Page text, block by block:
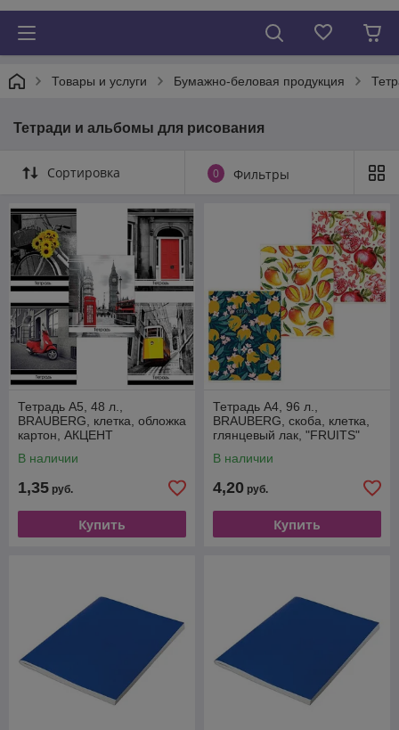
Товары и услуги Бумажно-беловая продукция
Тетради и альбомы для рисования
Сортировка 0 Фильтры
Тетрадь А5, 48 л.,
BRAUBERG, клетка, обложка
картон, АКЦЕНТ
В наличии
1,35 руб.
Купить
Тетрадь А4, 96 л.,
BRAUBERG, скоба, клетка,
глянцевый лак, "FRUITS"
В наличии
4,20 руб.
Купить